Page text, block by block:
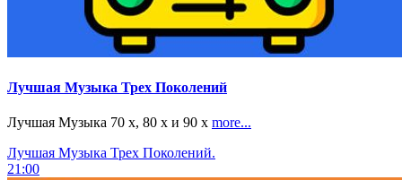
Лучшая Музыка Трех Поколений
Лучшая Музыка 70 х, 80 х и 90 х more...
Лучшая Музыка Трех Поколений.
21:00